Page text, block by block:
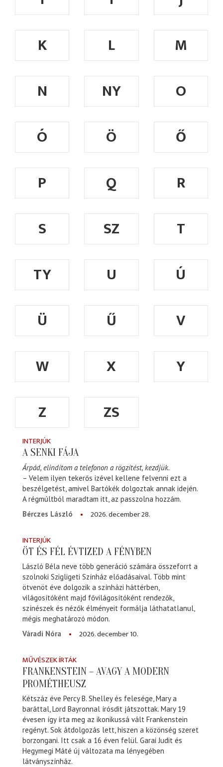
K
L
M
N
NY
O
Ó
Ö
Ő
P
Q
R
S
SZ
T
TY
U
Ú
Ü
Ű
V
W
X
Y
Z
ZS
INTERJÚK
A SENKI FÁJA
Árpád, elindítom a telefonon a rögzítést, kezdjük.
– Velem ilyen tekerős izével kellene felvenni ezt a
beszélgetést, amivel Bartókék dolgoztak annak idején.
A régmúltból maradtam itt, az passzolna hozzám.
Bérczes László
2026. december 28.
INTERJÚK
ÖT ÉS FÉL ÉVTIZED A FÉNYBEN
László Béla neve több generáció számára összeforrt a
szolnoki Szigligeti Színház előadásaival. Több mint
ötvenöt éve dolgozik a színházi háttérben,
világosítóként majd fővilágosítóként rendezők,
színészek és nézők élményeit formálja láthatatlanul,
mégis meghatározó módon.
Váradi Nóra
2026. december 10.
MŰVÉSZEK ÍRTÁK
FRANKENSTEIN – AVAGY A MODERN
PROMÉTHEUSZ
Kétszáz éve Percy B. Shelley és felesége, Mary a
baráttal, Lord Bayronnal írósdit játszottak. Mary 19
évesen így írta meg az ikonikussá vált Frankenstein
regényt. Sok átdolgozás lett, hiszen a közönség szeret
borzongani. Itt csak a 16 éven felül. Garai Judit és
Hegymegi Máté új változata ma lényegében
látványszínház.